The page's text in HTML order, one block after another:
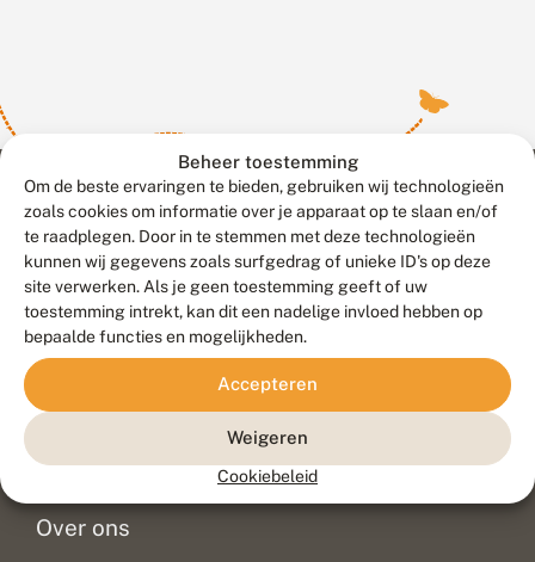
Beheer toestemming
Om de beste ervaringen te bieden, gebruiken wij technologieën
zoals cookies om informatie over je apparaat op te slaan en/of
te raadplegen. Door in te stemmen met deze technologieën
kunnen wij gegevens zoals surfgedrag of unieke ID's op deze
site verwerken. Als je geen toestemming geeft of uw
toestemming intrekt, kan dit een nadelige invloed hebben op
bepaalde functies en mogelijkheden.
Accepteren
Weigeren
Cookiebeleid
Contact
Veelgestelde vragen
Doneer
Over ons
Meld waarnemingen© 2026 Vlinderstichting
Duurzaam ontwikkeld door
Go2People
, ontworpen door
Blue Field Agency
Privacy
Disclaimer
Sitemap